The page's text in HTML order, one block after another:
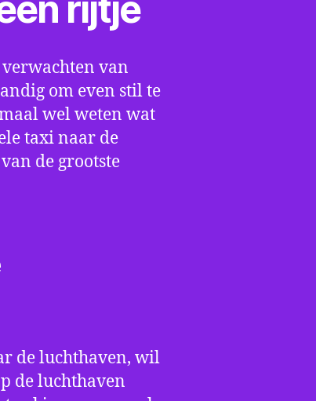
van
om even stil te
wel weten wat
taxi naar de
de grootste
de luchthaven, wil
de luchthaven